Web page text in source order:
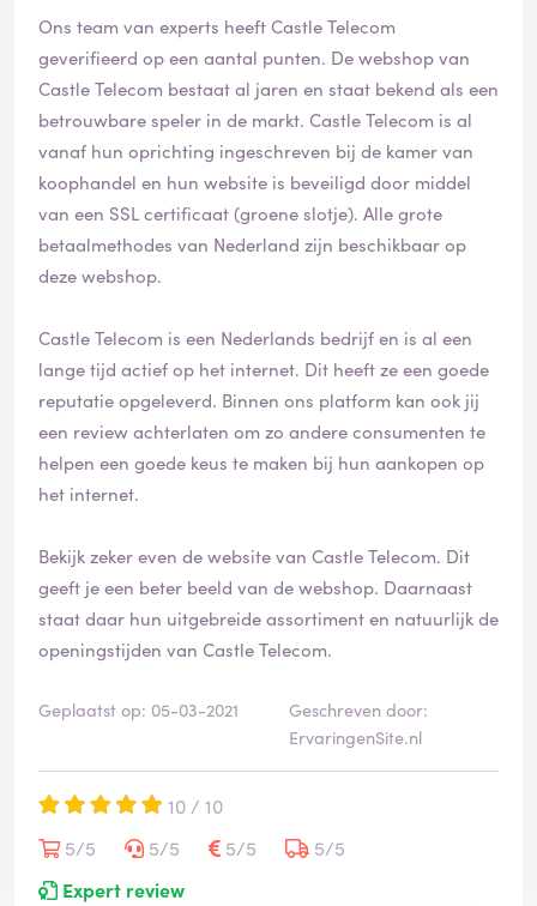
o
o
r
d
e
l
i
n
i
s
e
e
r
i
f
i
e
r
d
Ons team van experts heeft Castle Telecom
geverifieerd op een aantal punten. De webshop van
Castle Telecom bestaat al jaren en staat bekend als een
betrouwbare speler in de markt. Castle Telecom is al
vanaf hun oprichting ingeschreven bij de kamer van
koophandel en hun website is beveiligd door middel
van een SSL certificaat (groene slotje). Alle grote
betaalmethodes van Nederland zijn beschikbaar op
deze webshop.
Castle Telecom is een Nederlands bedrijf en is al een
lange tijd actief op het internet. Dit heeft ze een goede
reputatie opgeleverd. Binnen ons platform kan ook jij
een review achterlaten om zo andere consumenten te
helpen een goede keus te maken bij hun aankopen op
het internet.
Bekijk zeker even de website van Castle Telecom. Dit
geeft je een beter beeld van de webshop. Daarnaast
staat daar hun uitgebreide assortiment en natuurlijk de
openingstijden van Castle Telecom.
Geplaatst op: 05-03-2021
Geschreven door:
ErvaringenSite.nl
10 / 10
5/5
5/5 5/5
5/5
Expert review